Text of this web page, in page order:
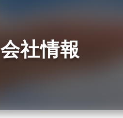
会社情報